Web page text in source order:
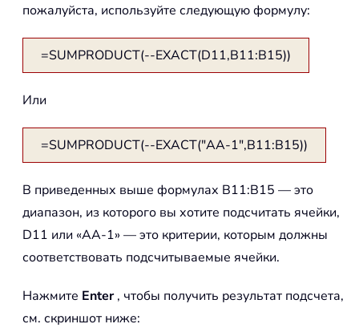
пожалуйста, используйте следующую формулу:
=SUMPRODUCT(--EXACT(D11,B11:B15))
Или
=SUMPRODUCT(--EXACT("AA-1",B11:B15))
В приведенных выше формулах B11:B15 — это
диапазон, из которого вы хотите подсчитать ячейки,
D11 или «AA-1» — это критерии, которым должны
соответствовать подсчитываемые ячейки.
Нажмите Enter, чтобы получить результат подсчета,
см. скриншот ниже: